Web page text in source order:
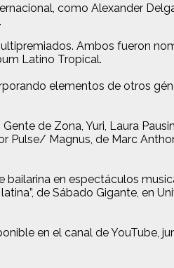
como Alexander
Ambos fueron
Latino Tropical.
elementos de otros
de Zona, Yuri, Laura
Magnus, de Marc
en espectáculos
de Sábado Gigante, en
en el canal de YouTube,